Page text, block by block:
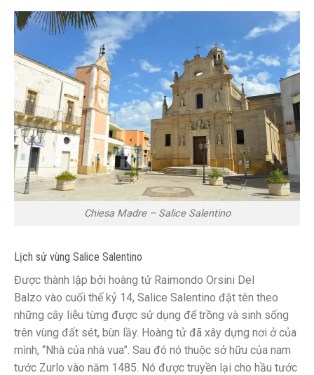
Chiesa Madre – Salice Salentino
Lịch sử vùng Salice Salentino
Được thành lập bởi hoàng tử Raimondo Orsini Del
Balzo vào cuối thế kỷ 14, Salice Salentino đặt tên theo
những cây liễu từng được sử dụng để trồng và sinh sống
trên vùng đất sét, bùn lầy. Hoàng tử đã xây dựng nơi ở của
mình, “Nhà của nhà vua”. Sau đó nó thuộc sở hữu của nam
tước Zurlo vào năm 1485. Nó được truyền lại cho hầu tước